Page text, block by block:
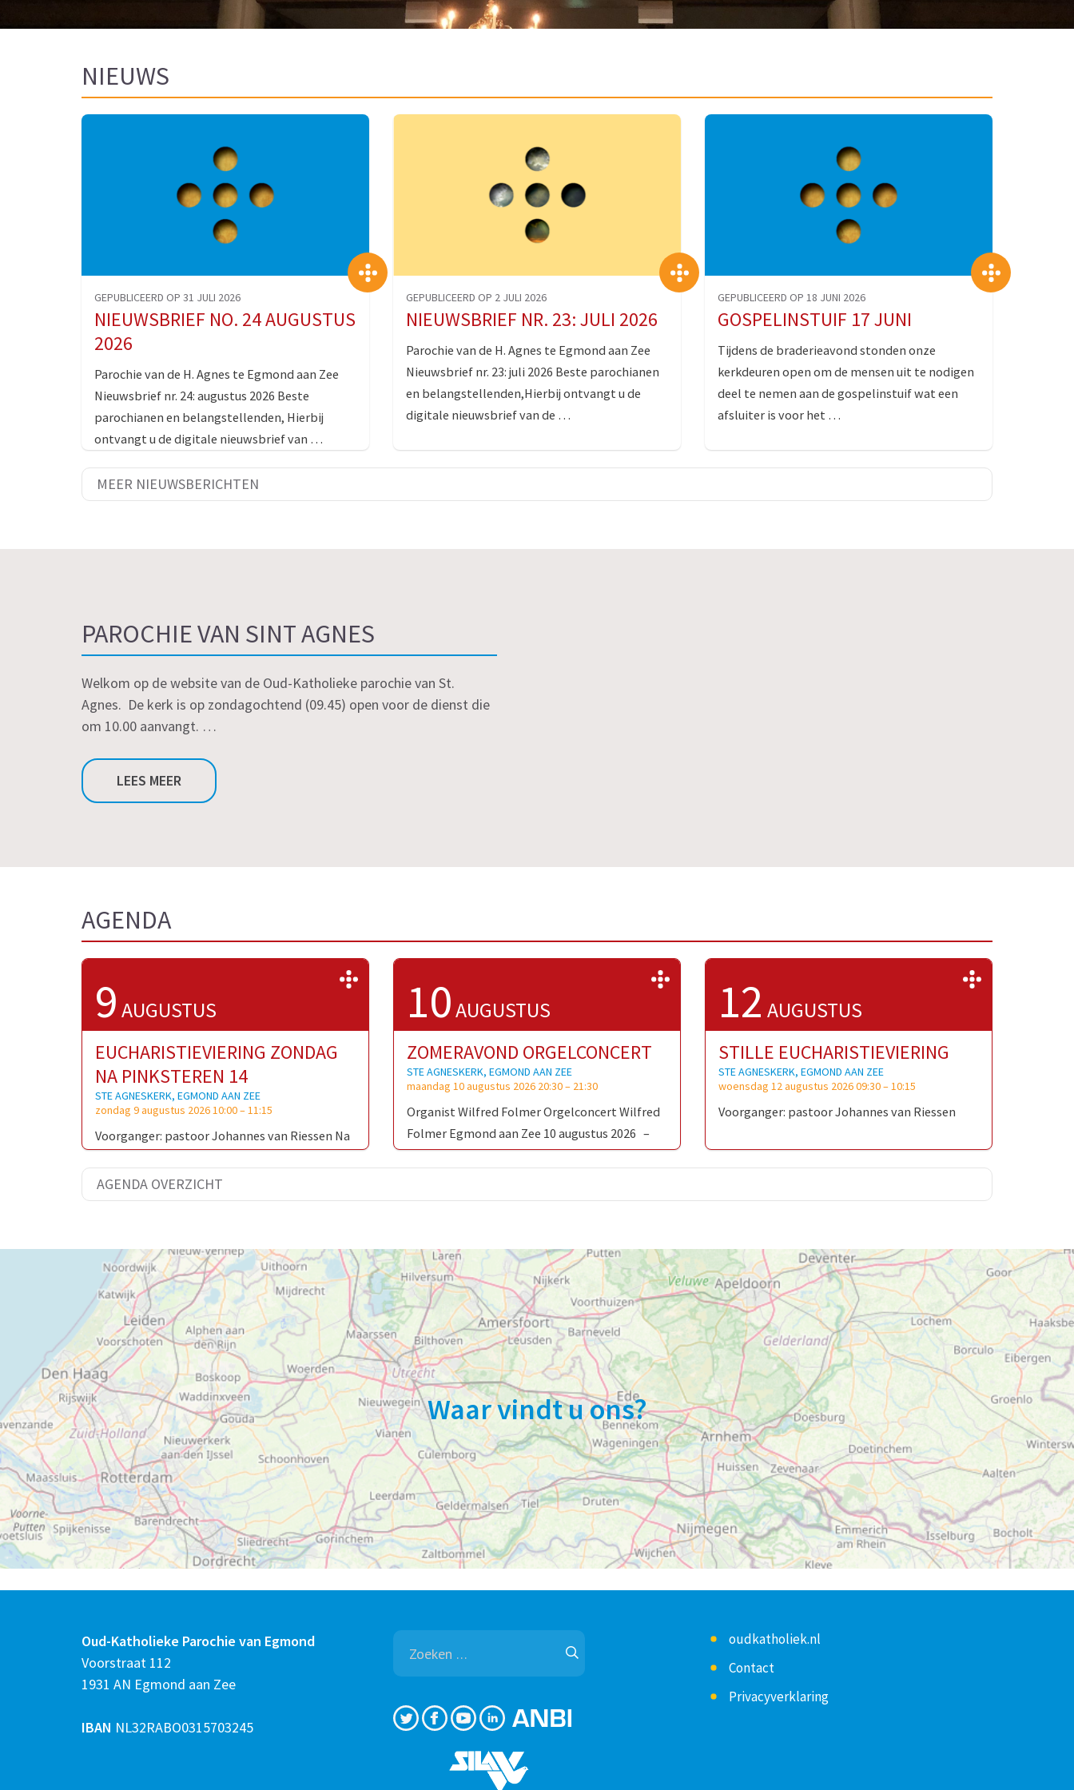
NIEUWS
GEPUBLICEERD OP 31 JULI 2026
NIEUWSBRIEF NO. 24 AUGUSTUS
2026
Parochie van de H. Agnes te Egmond aan Zee
Nieuwsbrief nr. 24: augustus 2026 Beste
parochianen en belangstellenden, Hierbij
ontvangt u de digitale nieuwsbrief van …
>
GEPUBLICEERD OP 2 JULI 2026
NIEUWSBRIEF NR. 23: JULI 2026
Parochie van de H. Agnes te Egmond aan Zee
Nieuwsbrief nr. 23: juli 2026 Beste parochianen
en belangstellenden,Hierbij ontvangt u de
digitale nieuwsbrief van de …
>
GEPUBLICEERD OP 18 JUNI 2026
GOSPELINSTUIF 17 JUNI
Tijdens de braderieavond stonden onze
kerkdeuren open om de mensen uit te nodigen
deel te nemen aan de gospelinstuif wat een
afsluiter is voor het …
>
MEER NIEUWSBERICHTEN
PAROCHIE VAN SINT AGNES
Welkom op de website van de Oud-Katholieke parochie van St.
Agnes. De kerk is op zondagochtend (09.45) open voor de dienst die
om 10.00 aanvangt. …
LEES MEER
AGENDA
EUCHARISTIEVIERING ZONDAG
NA PINKSTEREN 14
9 AUGUSTUS
STE AGNESKERK, EGMOND AAN ZEE
zondag 9 augustus 2026 10:00–11:15
Voorganger: pastoor Johannes van Riessen Na
ZOMERAVOND ORGELCONCERT
10AUGUSTUS
STE AGNESKERK, EGMOND AAN ZEE
maandag 10 augustus 2026 20:30– 21:30
Organist Wilfred Folmer Orgelconcert Wilfred
Folmer Egmond aan Zee 10 augustus 2026 –
Johann Christoph Kellner (1736–1803)
(1685–1750) …
STILLE EUCHARISTIEVIERING
12 AUGUSTUS
STE AGNESKERK, EGMOND AAN ZEE
woensdag 12 augustus 2026 09:30–10:15
Voorganger: pastoor Johannes van Riessen
AGENDA OVERZICHT
Waar vindt u ons?
Oud-Katholieke Parochie van Egmond
Voorstraat 112
1931 AN Egmond aan Zee
IBAN NL32RABO0315703245
Zoeken
naar:
oudkatholiek.nl
Contact
Privacyverklaring